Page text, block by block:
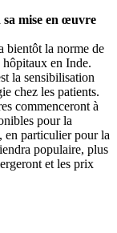
sa mise en œuvre
bientôt la norme de
en Inde.
la sensibilisation
chez les patients.
commenceront à
pour la
en particulier pour la
populaire, plus
et les prix